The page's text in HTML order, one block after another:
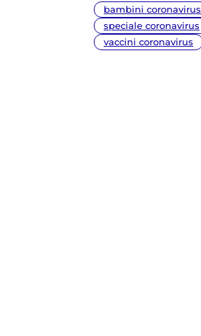
bambini coronavirus
speciale coronavirus
vaccini coronavirus